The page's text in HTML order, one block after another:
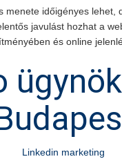
menete időigényes lehet,
javulást hozhat a
és online
Linkedin marketing